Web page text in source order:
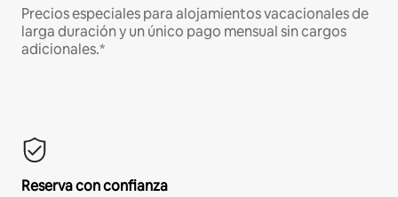
Precios especiales para alojamientos vacacionales de
larga duración y un único pago mensual sin cargos
adicionales.*
Reserva con confianza